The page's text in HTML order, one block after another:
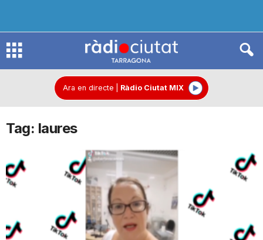
R
d
i
Ara en directe Ràdio Ciutat MIX
Tag: laures